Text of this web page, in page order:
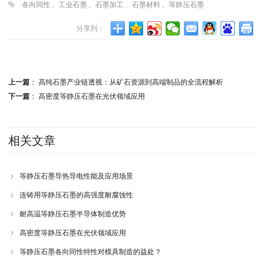
各向同性 , 工业石墨 , 石墨加工, 石墨材料, 等静压石墨
分享到：
上一篇： 高纯石墨产业链透视：从矿石资源到高端制品的全流程解析
下一篇： 高密度等静压石墨在光伏领域应用
相关文章
等静压石墨导热导电性能及应用场景
连铸用等静压石墨的高强度耐腐蚀性
耐高温等静压石墨半导体制造优势
高密度等静压石墨在光伏领域应用
等静压石墨各向同性特性对模具制造的益处？